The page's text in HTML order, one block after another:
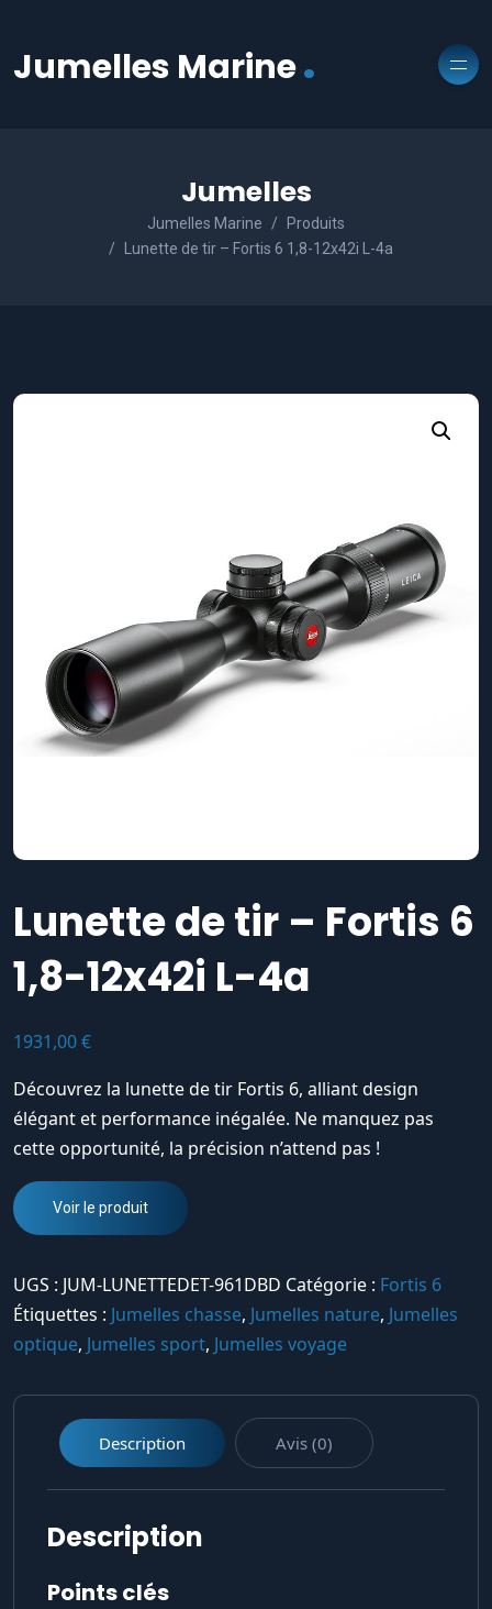
Jumelles Marine.
Jumelles
Jumelles Marine
Produits
Lunette de tir – Fortis 6 1,8-12x42i L-4a
Lunette de tir – Fortis 6
1,8-12x42i L-4a
1931,00€
Découvrez la lunette de tir Fortis 6, alliant design
élégant et performance inégalée. Ne manquez pas
cette opportunité, la précision n’attend pas !
Voir le produit
UGS : JUM-LUNETTEDET-961DBD Catégorie : Fortis 6
Étiquettes : Jumelles chasse, Jumelles nature, Jumelles
optique, Jumelles sport, Jumelles voyage
Description Avis (0)
Description
Points clés